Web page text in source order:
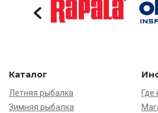
Каталог
Летняя рыбалка
Зимняя рыбалка
Где